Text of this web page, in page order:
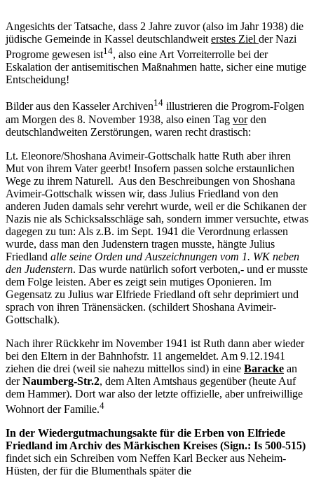
Angesichts der Tatsache, dass 2 Jahre zuvor (also im Jahr 1938) die
jüdische Gemeinde in Kassel deutschlandweit erstes Ziel der Nazi
Progrome gewesen ist14, also eine Art Vorreiterrolle bei der
Eskalation der antisemitischen Maßnahmen hatte, sicher eine mutige
Entscheidung!
Bilder aus den Kasseler Archiven14 illustrieren die Progrom-Folgen
am Morgen des 8. November 1938, also einen Tag vorden
deutschlandweiten Zerstörungen, waren recht drastisch:
Lt. Eleonore/Shoshana Avimeir-Gottschalk hatte Ruth aber ihren
Mut von ihrem Vater geerbt! Insofern passen solche erstaunlichen
Wege zu ihrem Naturell. Aus den Beschreibungen von Shoshana
Avimeir-Gottschalk wissen wir, dass Julius Friedland von den
anderen Juden damals sehr verehrt wurde, weil er die Schikanen der
Nazis nie als Schicksalsschläge sah, sondern immer versuchte, etwas
dagegen zu tun: Als z.B. im Sept. 1941 die Verordnung erlassen
wurde, dass man den Judenstern tragen musste, hängte Julius
Friedland alle seine Orden und Auszeichnungen vom 1. WK neben
den Judenstern. Das wurde natürlich sofort verboten,- und er musste
dem Folge leisten. Aber es zeigt sein mutiges Oponieren. Im
Gegensatz zu Julius war Elfriede Friedland oft sehr deprimiert und
sprach von ihren Tränensäcken. (schildert Shoshana Avimeir-
Gottschalk).
Nach ihrer Rückkehr im November 1941 ist Ruth dann aber wieder
bei den Eltern in der Bahnhofstr. 11 angemeldet. Am 9.12.1941
ziehen die drei (weil sie nahezu mittellos sind) in eine Baracke an
derNaumberg-Str.2, dem Alten Amtshaus gegenüber (heute Auf
dem Hammer). Dort war also der letzte offizielle, aber unfreiwillige
Wohnort der Familie.4
In der Wiedergutmachungsakte für die Erben von Elfriede
Friedland im Archiv des Märkischen Kreises (Sign.: Is 500-515)
findet sich ein Schreiben vom Neffen Karl Becker aus Neheim-
Hüsten, der für die Blumenthals später die